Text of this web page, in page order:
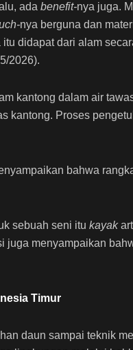
ada benefit-nya juga.
nya berguna dan
didapat dari alam
2026).
kantong dalam air
kantong. Proses
bahwa
sebuah seni itu kayak
juga menyampaikan
Timur
daun sampai teknik